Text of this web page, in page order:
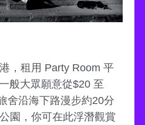
，租用 Party Room 平
般大眾願意從$20 至
舍沿海下路漫步約20分
園，你可在此浮潛觀賞